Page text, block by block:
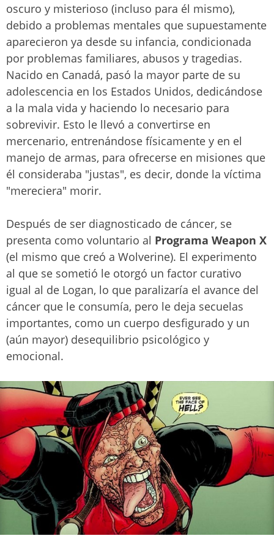
oscuro y misterioso (incluso para él mismo),
debido a problemas mentales que supuestamente
aparecieron ya desde su infancia, condicionada
por problemas familiares, abusos y tragedias.
Nacido en Canadá, pasó la mayor parte de su
adolescencia en los Estados Unidos, dedicándose
a la mala vida y haciendo lo necesario para
sobrevivir. Esto le llevó a convertirse en
mercenario, entrenándose físicamente y en el
manejo de armas, para ofrecerse en misiones que
él consideraba "justas", es decir, donde la víctima
"mereciera" morir.
Después de ser diagnosticado de cáncer, se
presenta como voluntario al Programa Weapon X
(el mismo que creó a Wolverine). El experimento
al que se sometió le otorgó un factor curativo
igual al de Logan, lo que paralizaría el avance del
cáncer que le consumía, pero le deja secuelas
importantes, como un cuerpo desfigurado y un
(aún mayor) desequilibrio psicológico y
emocional.